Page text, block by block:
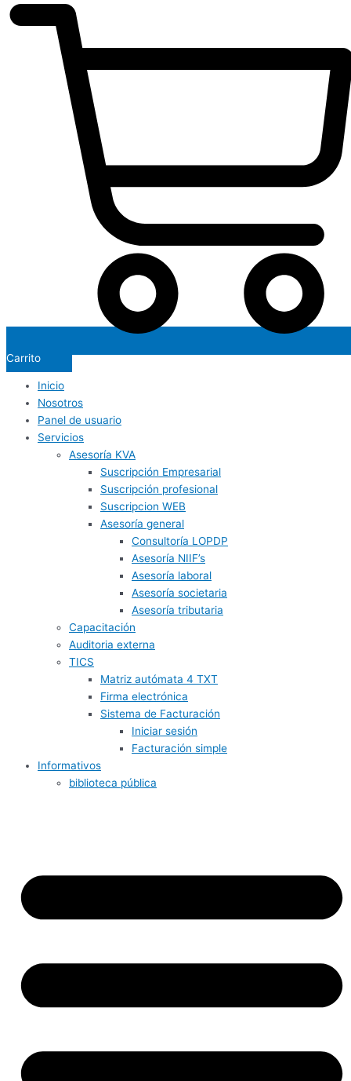
Carrito
Inicio
Nosotros
Panel de usuario
Servicios
Asesoría KVA
Suscripción Empresarial
Suscripción profesional
Suscripcion WEB
Asesoría general
Consultoría LOPDP
Asesoría NIIF’s
Asesoría laboral
Asesoría societaria
Asesoría tributaria
Capacitación
Auditoria externa
TICS
Matriz autómata 4 TXT
Firma electrónica
Sistema de Facturación
Iniciar sesión
Facturación simple
Informativos
biblioteca pública